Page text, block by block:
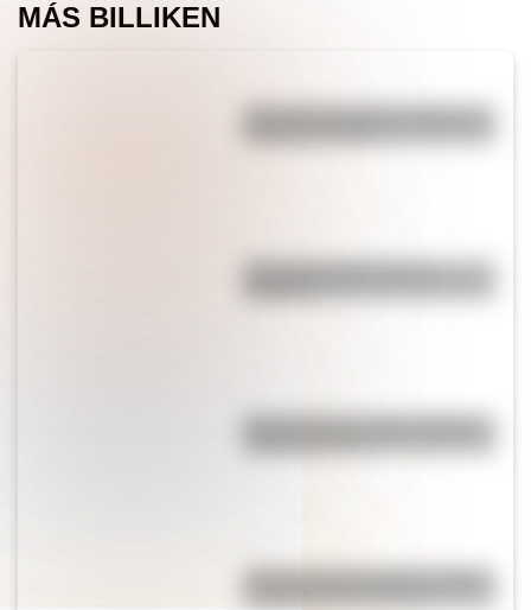
MÁS BILLIKEN
¿Por qué los piratas usaban un
¿Por qué el jabón forma
Qué muestra un mapa temático
"El que no corre, vuela": origen